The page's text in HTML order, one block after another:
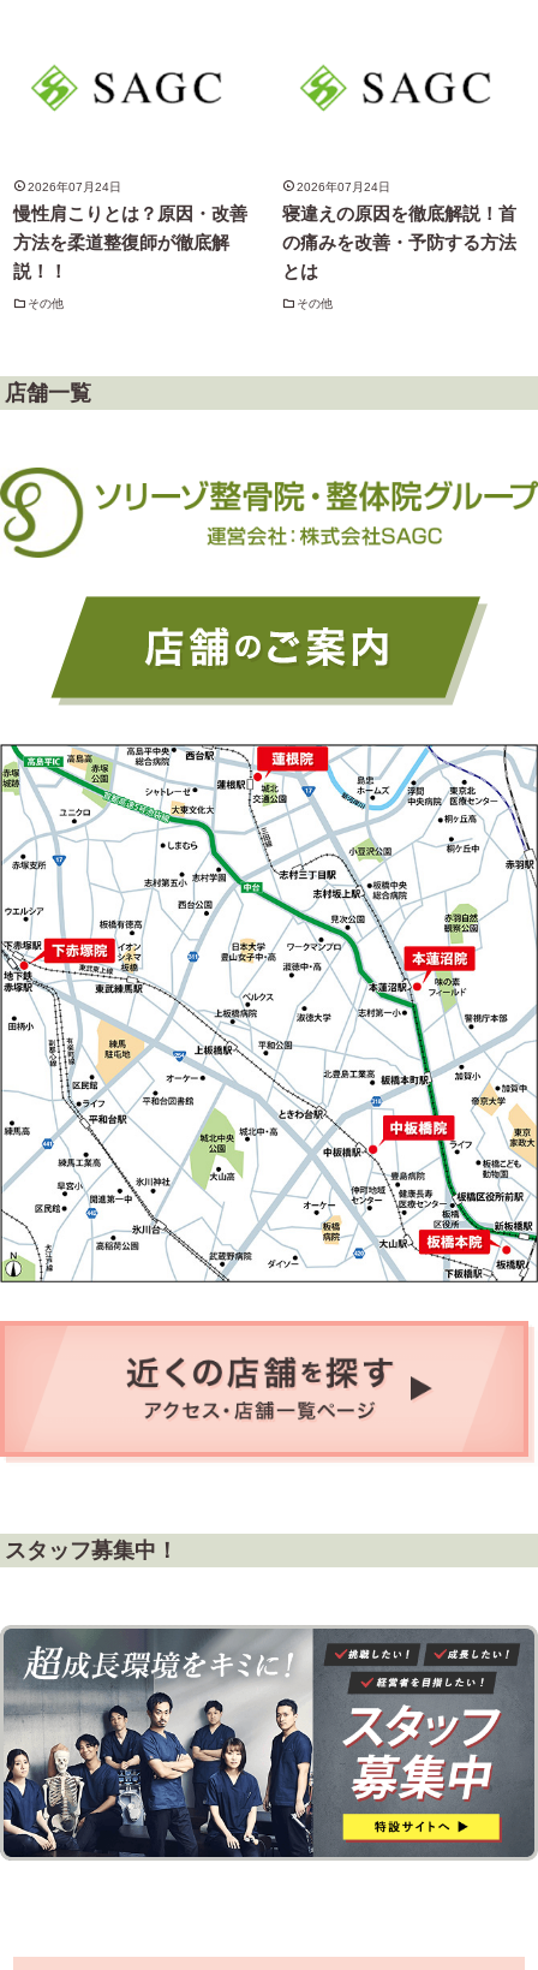
2026年07月24日
慢性肩こりとは？原因・改善
方法を柔道整復師が徹底解
説！！
その他
2026年07月24日
寝違えの原因を徹底解説！首
の痛みを改善・予防する方法
とは
その他
店舗一覧
スタッフ募集中！